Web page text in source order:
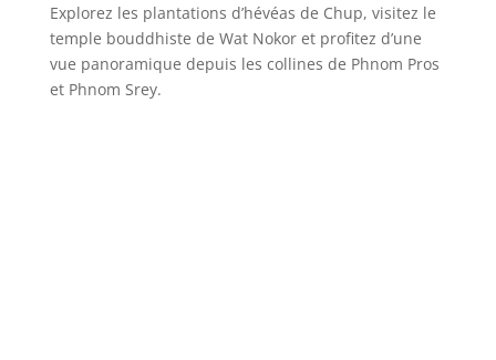
Explorez les plantations d’hévéas de Chup, visitez le
temple bouddhiste de Wat Nokor et profitez d’une
vue panoramique depuis les collines de Phnom Pros
et Phnom Srey.